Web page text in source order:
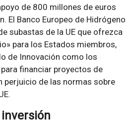
de 800 millones de euros
El Banco Europeo de Hidrógeno
subastas de la UE que ofrezca
para los Estados miembros,
de Innovación como los
financiar proyectos de
perjuicio de las normas sobre